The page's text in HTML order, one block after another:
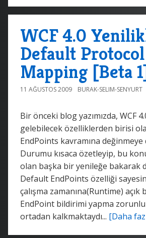
WCF 4.0
Default Protocol
Mapping [Beta
11 AĞUSTOS 2009 BURAK-SELIM-SENYURT
Bir önceki blog yazımızda, WCF
gelebilecek özelliklerden birisi
EndPoints kavramına değinmeye
Durumu kısaca özetleyip, bu
olan başka bir yenileğe bakarak
Default EndPoints özelliği
çalışma zamanına(Runtime) açık
EndPoint bildirimi yapma
ortadan kalkmaktaydı... [Daha